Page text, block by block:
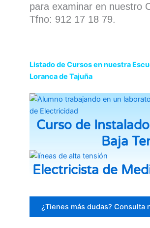
para examinar en nuestro
Tfno: 912 17 18 79.
Listado de Cursos en nuestra
Loranca de Tajuña
Curso de
Baja
Electricista de
¿Tienes más dudas? Consulta